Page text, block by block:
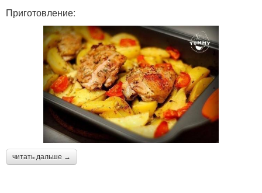
Приготовление:
читать дальше →